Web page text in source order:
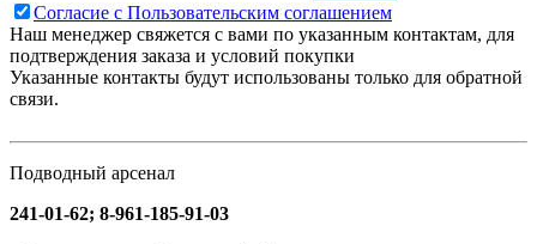
Согласие с Пользовательским соглашением
Наш менеджер свяжется с вами по указанным контактам, для
подтверждения заказа и условий покупки
Указанные контакты будут использованы только для обратной
связи.
Подводный арсенал
241-01-62; 8-961-185-91-03